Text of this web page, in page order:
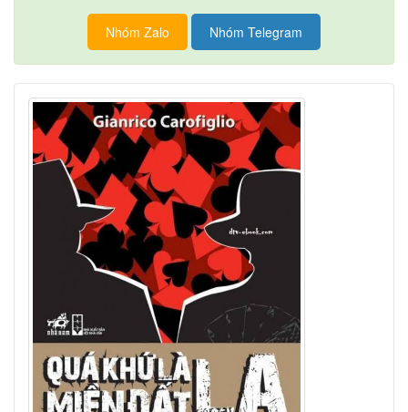
Nhóm Zalo Nhóm Telegram